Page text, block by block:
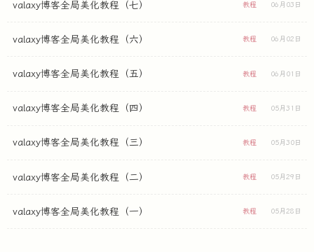
valaxy博客全局美化教程（七） 教程 06月03日
valaxy博客全局美化教程（六） 教程 06月02日
valaxy博客全局美化教程（五） 教程 06月01日
valaxy博客全局美化教程（四） 教程 05月31日
valaxy博客全局美化教程（三） 教程 05月30日
valaxy博客全局美化教程（二） 教程 05月29日
valaxy博客全局美化教程（一） 教程 05月28日